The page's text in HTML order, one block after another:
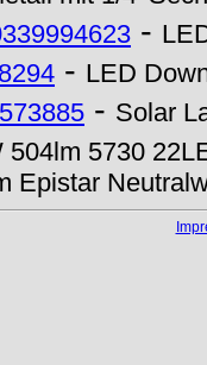
-
- LED
- Solar
5730
Epistar